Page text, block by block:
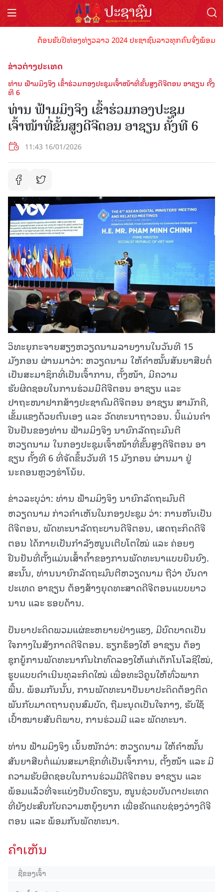
ຕ້ອນຮັບປີທ່ອງທ່ຽວລາວ 2024 ປະຊາຊົນລາວທຸກຄົນຈົ່ງພ້ອມເ
ຂ່າວຕ່າງປະເທດ
ທ່ານ ຟ້າມມິງຈິງ ເຂົ້າຮ່ວມກອງປະຊຸມເຈົ້າໜ້າທີ່ຂັ້ນສູງດີຈີຕອນ ອາຊຽນ ຄັ້ງ
ທີ 6
ທ່ານ ຟ້າມມິງຈິງ ເຂົ້າຮ່ວມກອງປະຊຸມ
ເຈົ້າໜ້າທີ່ຂັ້ນສູງດີຈີຕອນ ອາຊຽນ ຄັ້ງທີ 6
11:43 16/01/2026
ວິທະຍຸກະຈາຍສຽງຫວຽດນາມລາຍງານໃນວັນທີ 15
ມັງກອນ ຜ່ານມາວ່າ: ຫວຽດນາມ ໃຫ້ຄຳໝັ້ນສັນຍາສືບຕໍ່
ເປັນສະມາຊິກທີ່ເປັນເຈົ້າການ, ຕັ້ງໜ້າ, ມີຄວາມ
ຮັບຜິດຊອບໃນການຮ່ວມມືດີຈີຕອນ ອາຊຽນ ແລະ
ປາຖະໜາຢາກສ້າງປະຊາຄົມດີຈີຕອນ ອາຊຽນ ສາມັກຄີ,
ເຂັ້ມແຂງດ້ວຍຕົນເອງ ແລະ ວັດທະນາຖາວອນ. ນີ້ແມ່ນຄຳ
ຢືນຢັນຂອງທ່ານ ຟ້າມມິງຈິງ ນາຍົກລັດຖະມົນຕີ
ຫວຽດນາມ ໃນກອງປະຊຸມເຈົ້າໜ້າທີ່ຂັ້ນສູງດີຈີຕອນ ອາ
ຊຽນ ຄັ້ງທີ 6 ທີ່ຈັດຂຶ້ນວັນທີ 15 ມັງກອນ ຜ່ານມາ ຢູ່
ນະຄອນຫຼວງຮ່າໂນ້ຍ.
ຂ່າວລະບຸວ່າ: ທ່ານ ຟ້າມມິງຈິງ ນາຍົກລັດຖະມົນຕີ
ຫວຽດນາມ ກ່າວຄຳເຫັນໃນກອງປະຊຸມ ວ່າ: ການຫັນເປັນ
ດີຈີຕອນ, ພັດທະນາລັດຖະບານດີຈີຕອນ, ເສດຖະກິດດີຈີ
ຕອນ ໄດ້ກາຍເປັນກຳລັງໜູນເຕີບໂຕໃໝ່ ແລະ ຄ່ອຍໆ
ຢືນຢັນທີ່ຕັ້ງແມ່ນເສົ້າຄ້ຳຂອງການພັດທະນາແບບຍືນຍົງ.
ສະນັ້ນ, ທ່ານນາຍົກລັດຖະມົນຕີຫວຽດນາມ ຖືວ່າ ບັນດາ
ປະເທດ ອາຊຽນ ຕ້ອງສ້າງຍຸດທະສາດດີຈີຕອນແບບຍາວ
ນານ ແລະ ຮອບດ້ານ.
ປັນຍາປະດິດພວມແຜ່ຂະຫຍາຍຢ່າງແຮງ, ມີບົດບາດເປັນ
ໃຈກາງໃນສັງກາດດີຈີຕອນ. ຮຽກຮ້ອງໃຫ້ ອາຊຽນ ຕ້ອງ
ຊຸກຍູ້ການພັດທະນາກົນໄກທົດລອງໃຫ້ແກ່ເຕັກໂນໂລຊີໃໝ່,
ຮູບແບບດຳເນີນທຸລະກິດໃໝ່ ເພື່ອທະວີຄູນໃຫ້ທົ່ວພາກ
ພື້ນ. ພ້ອມກັນນັ້ນ, ການພັດທະນາປັນຍາປະດິດຕ້ອງຕິດ
ພັນກັບມາດຖານຄຸນສົມບັດ, ຖືມະນຸດເປັນໃຈກາງ, ຮັບໃຊ້
ເປົ້າໝາຍສັນຕິພາບ, ການຮ່ວມມື ແລະ ພັດທະນາ.
ທ່ານ ຟ້າມມິງຈິງ ເນັ້ນໜັກວ່າ: ຫວຽດນາມ ໃຫ້ຄໍາໝັ້ນ
ສັນຍາສືບຕໍ່ແມ່ນສະມາຊິກທີ່ເປັນເຈົ້າການ, ຕັ້ງໜ້າ ແລະ ມີ
ຄວາມຮັບຜິດຊອບໃນການຮ່ວມມືດີຈີຕອນ ອາຊຽນ ແລະ
ພ້ອມແລ້ວທີ່ຈະແບ່ງປັນບົດຮຽນ, ໜູນຊ່ວຍບັນດາປະເທດ
ທີ່ຍັງປະສົບກັບຄວາມຫຍຸ້ງຍາກ ເພື່ອຮັດແຄບຊ່ອງວ່າງດີຈີ
ຕອນ ແລະ ພ້ອມກັນພັດທະນາ.
ຄໍາເຫັນ